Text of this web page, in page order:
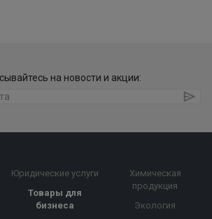
на новости и акции:
Юридические услуги
Товары для
бизнеса
Химическая
продукция
Экология